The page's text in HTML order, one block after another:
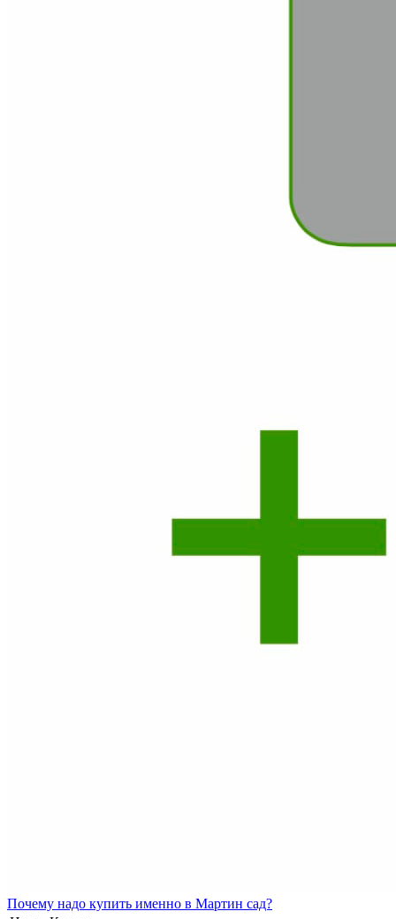
Почему надо купить именно в Мартин сад?